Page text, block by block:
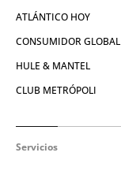
ATLÁNTICO HOY
CONSUMIDOR GLOBAL
HULE & MANTEL
CLUB METRÓPOLI
Servicios